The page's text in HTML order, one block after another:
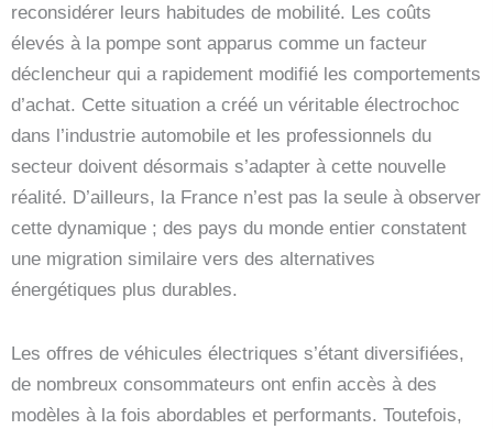
reconsidérer leurs habitudes de mobilité. Les coûts
élevés à la pompe sont apparus comme un facteur
déclencheur qui a rapidement modifié les comportements
d’achat. Cette situation a créé un véritable électrochoc
dans l’industrie automobile et les professionnels du
secteur doivent désormais s’adapter à cette nouvelle
réalité. D’ailleurs, la France n’est pas la seule à observer
cette dynamique ; des pays du monde entier constatent
une migration similaire vers des alternatives
énergétiques plus durables.
Les offres de véhicules électriques s’étant diversifiées,
de nombreux consommateurs ont enfin accès à des
modèles à la fois abordables et performants. Toutefois,